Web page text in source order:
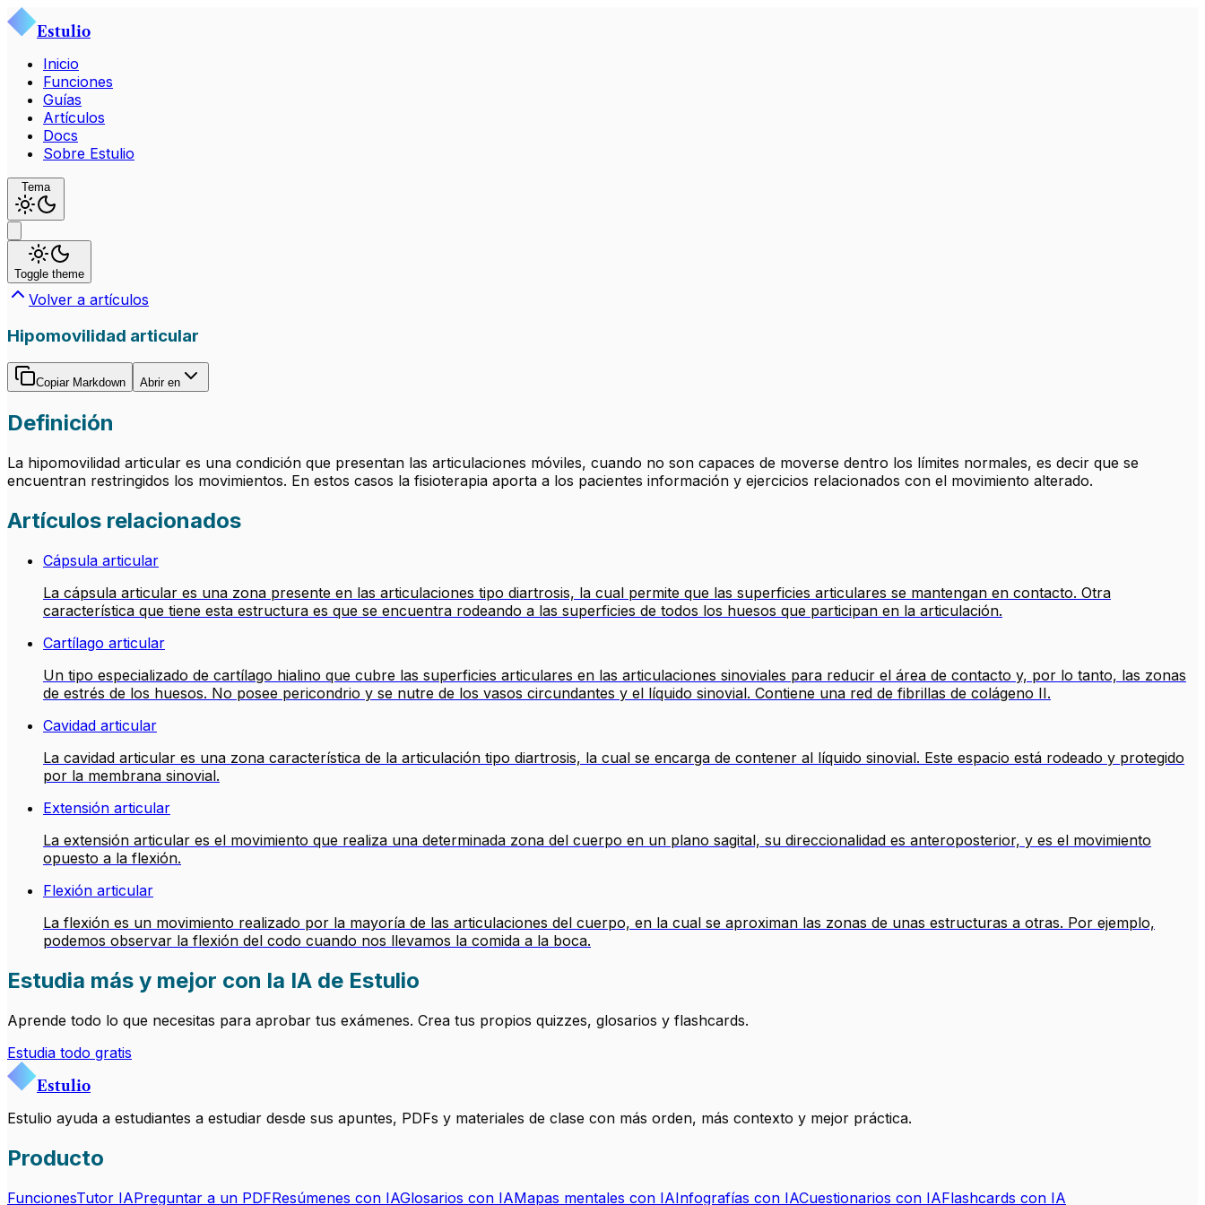
Estulio
Inicio
Funciones
Guías
Artículos
Docs
Sobre Estulio
Tema
Toggle theme
Volver a artículos
Hipomovilidad articular
Copiar Markdown Abrir en
Definición
La hipomovilidad articular es una condición que presentan las articulaciones móviles, cuando no son capaces de moverse dentro los límites normales, es decir que se
encuentran restringidos los movimientos. En estos casos la fisioterapia aporta a los pacientes información y ejercicios relacionados con el movimiento alterado.
Artículos relacionados
Cápsula articular
La cápsula articular es una zona presente en las articulaciones tipo diartrosis, la cual permite que las superficies articulares se mantengan en contacto. Otra
característica que tiene esta estructura es que se encuentra rodeando a las superficies de todos los huesos que participan en la articulación.
Cartílago articular
Un tipo especializado de cartílago hialino que cubre las superficies articulares en las articulaciones sinoviales para reducir el área de contacto y, por lo tanto, las zonas
de estrés de los huesos. No posee pericondrio y se nutre de los vasos circundantes y el líquido sinovial. Contiene una red de fibrillas de colágeno II.
Cavidad articular
La cavidad articular es una zona característica de la articulación tipo diartrosis, la cual se encarga de contener al líquido sinovial. Este espacio está rodeado y protegido
por la membrana sinovial.
Extensión articular
La extensión articular es el movimiento que realiza una determinada zona del cuerpo en un plano sagital, su direccionalidad es anteroposterior, y es el movimiento
opuesto a la flexión.
Flexión articular
La flexión es un movimiento realizado por la mayoría de las articulaciones del cuerpo, en la cual se aproximan las zonas de unas estructuras a otras. Por ejemplo,
podemos observar la flexión del codo cuando nos llevamos la comida a la boca.
Estudia más y mejor con la IA de Estulio
Aprende todo lo que necesitas para aprobar tus exámenes. Crea tus propios quizzes, glosarios y flashcards.
Estudia todo gratis
Estulio
Estulio ayuda a estudiantes a estudiar desde sus apuntes, PDFs y materiales de clase con más orden, más contexto y mejor práctica.
Producto
FuncionesTutor IAPreguntar a un PDFResúmenes con IAGlosarios con IAMapas mentales con IAInfografías con IACuestionarios con IAFlashcards con IA